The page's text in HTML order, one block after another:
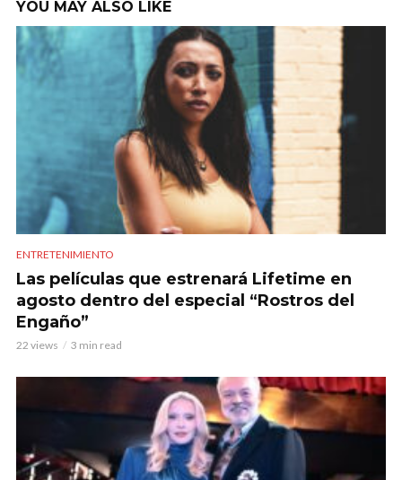
YOU MAY ALSO LIKE
ENTRETENIMIENTO
Las películas que estrenará Lifetime en
agosto dentro del especial “Rostros del
Engaño”
22 views 3 min read